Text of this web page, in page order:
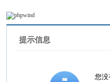
提示信息
您没